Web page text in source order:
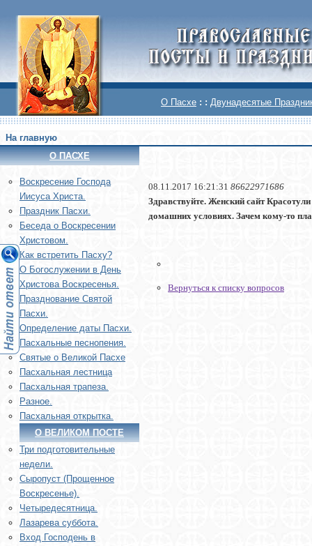
О Пасхе : : Двунадесятые
На главную
О ПАСХЕ
Воскреcение Господа
Иисуса Христа.
Праздник Пасхи.
Беседа о Воскресении
Христовом.
Как встретить Пасху?
О Богослужении в День
Христова Воскресенья.
Празднование Святой
Пасхи.
Определение даты Пасхи.
Пасхальные песнопения.
Святые о Великой Пасхе
Пасхальная лестница
Пасхальная трапеза.
Разное.
Пасхальная открытка.
О ВЕЛИКОМ ПОСТЕ
Три подготовительные
недели.
Сыропуст (Прощенное
Воскресенье).
Четыредесятница.
Лазарева суббота.
Вход Господень в
08.11.2017 16:21:31 86622971686
Здравствуйте. Женский сайт
домашних условиях. Зачем кому-то
Вернуться к списку вопросов